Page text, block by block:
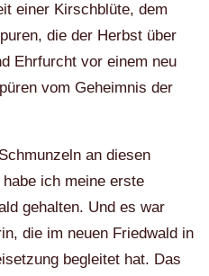
einer Kirschblüte, dem
die der Herbst über
Ehrfurcht vor einem neu
vom Geheimnis der
an diesen
ich meine erste
gehalten. Und es war
die im neuen Friedwald in
begleitet hat. Das